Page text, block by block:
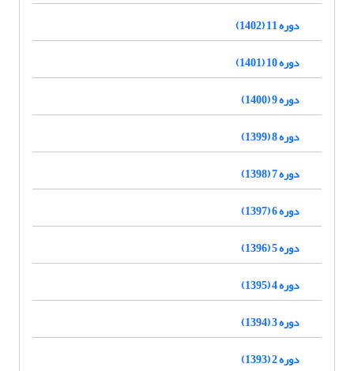
دوره 11 (1402)
دوره 10 (1401)
دوره 9 (1400)
دوره 8 (1399)
دوره 7 (1398)
دوره 6 (1397)
دوره 5 (1396)
دوره 4 (1395)
دوره 3 (1394)
دوره 2 (1393)